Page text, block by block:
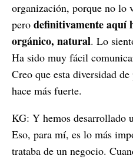
organización, porque no lo
pero definitivamente aquí
orgánico, natural. Lo
Ha sido muy fácil
Creo que esta diversidad
hace más fuerte.
KG: Y hemos desarrollado
Eso, para mí, es lo más
trataba de un negocio.